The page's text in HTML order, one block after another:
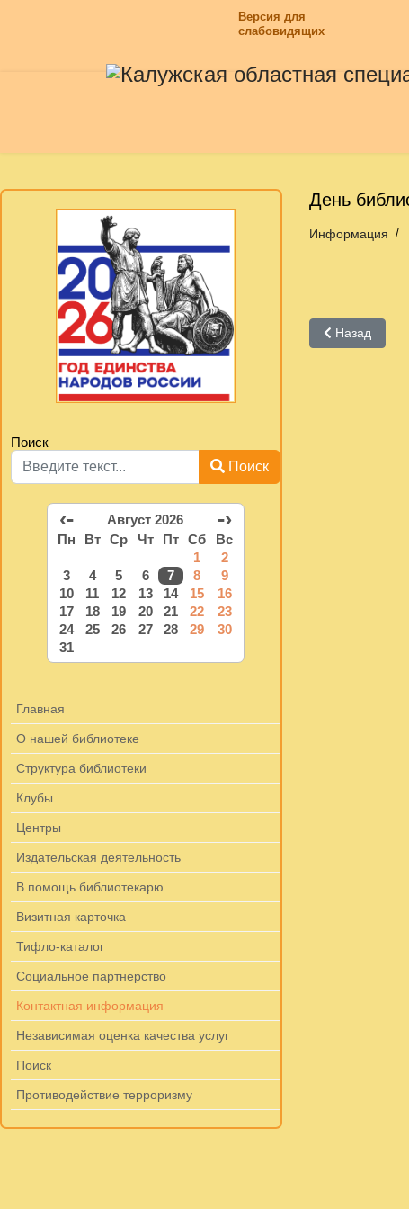
Версия для
слабовидящих
Поиск
Поиск
‹- Август 2026 -›
Пн Вт Ср Чт Пт Сб
Вс
1
2
3
4 5 6 7 8
9
10
11 12 13 14 15
16
17
18 19 20 21 22
23
24
25 26 27 28 29
30
31
Главная
О нашей библиотеке
Структура библиотеки
Клубы
Центры
Издательская деятельность
В помощь библиотекарю
Визитная карточка
Тифло-каталог
Социальное партнерство
Контактная информация
Независимая оценка качества услуг
Поиск
Противодействие терроризму
День
Информация
Предыдущий:
Назад